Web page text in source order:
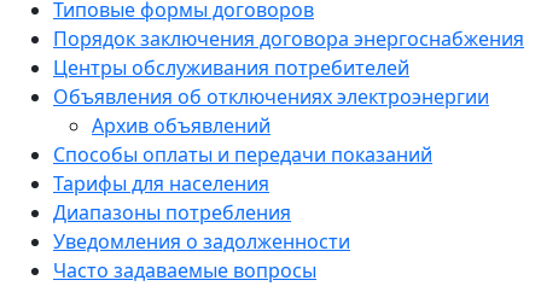
Типовые формы договоров
Порядок заключения договора энергоснабжения
Центры обслуживания потребителей
Объявления об отключениях электроэнергии
Архив объявлений
Способы оплаты и передачи показаний
Тарифы для населения
Диапазоны потребления
Уведомления о задолженности
Часто задаваемые вопросы